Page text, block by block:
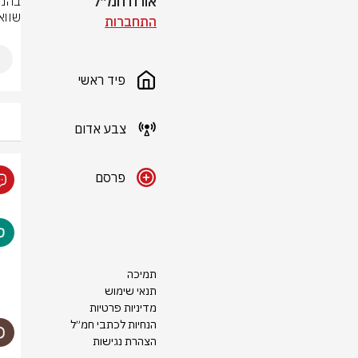
התחברות
פיד ראשי
צבע אדום
פרסם
תמיכה
תנאי שימוש
מדיניות פרטיות
הנחיות לכתבי חמ״ל
הצהרת נגישות